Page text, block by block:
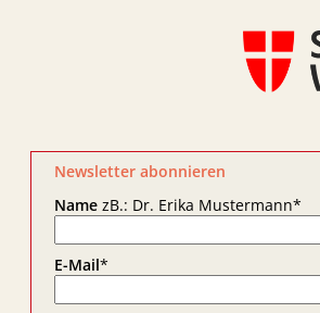
Newsletter abonnieren
NamezB.: Dr. Erika Mustermann*
E-Mail*